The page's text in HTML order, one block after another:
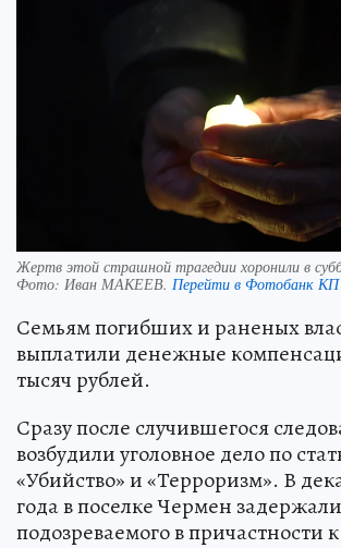
Жертв этой страшной трагедии хоронили в
Фото: Иван МАКЕЕВ. Перейти в Фотобанк КП
Семьям погибших и раненых
выплатили денежные
тысяч рублей.
Сразу после случившегося
возбудили уголовное дело по
«Убийство» и «Терроризм». В
года в поселке Чермен задержали
подозреваемого в причастности